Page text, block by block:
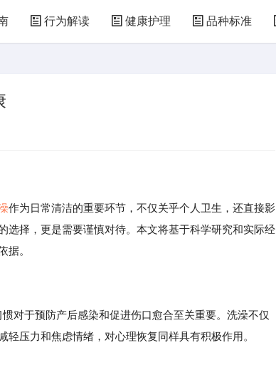
行为解读 健康护理 品种标准
作为日常清洁的重要环节，不仅关乎个人卫生，还直接影
选择，更是需要谨慎对待。本文将基于科学研究和实际经
据。
对于预防产后感染和促进伤口愈合至关重要。洗澡不仅
压力和焦虑情绪，对心理恢复同样具有积极作用。